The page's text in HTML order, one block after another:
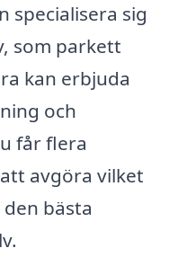
specialisera sig
som parkett
kan erbjuda
och
får flera
avgöra vilket
bästa